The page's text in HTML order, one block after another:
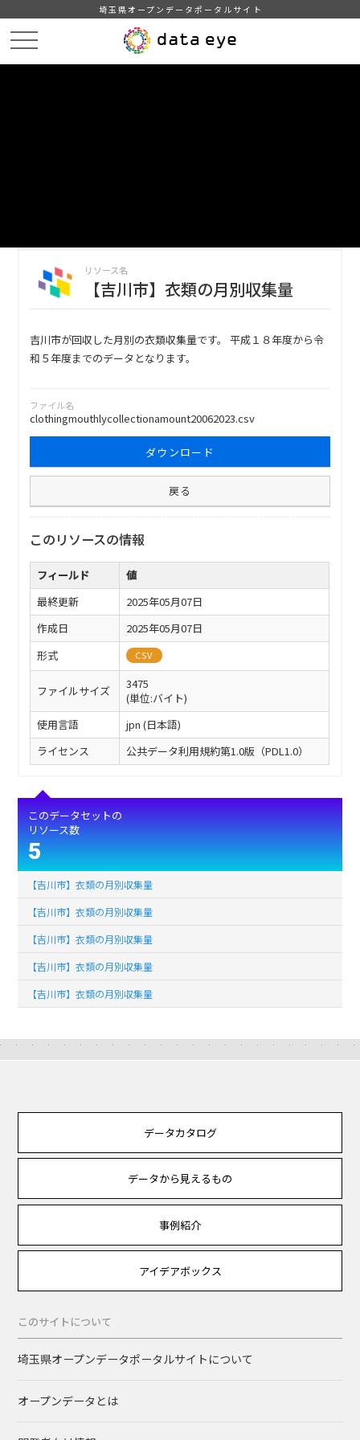
埼玉県オープンデータポータルサイト
リソース名
【吉川市】衣類の月別収集量
吉川市が回収した月別の衣類収集量です。 平成１８年度から令
和５年度までのデータとなります。
ファイル名
clothingmouthlycollectionamount20062023.csv
ダウンロード
戻る
このリソースの情報
フィールド
値
最終更新
2025年05月07日
作成日
2025年05月07日
形式
CSV
ファイルサイズ
3475
(単位:バイト)
使用言語
jpn (日本語)
ライセンス
公共データ利用規約第1.0版（PDL1.0）
このデータセットの
リソース数
5
【吉川市】衣類の月別収集量
【吉川市】衣類の月別収集量
【吉川市】衣類の月別収集量
【吉川市】衣類の月別収集量
【吉川市】衣類の月別収集量
データカタログ
データから見えるもの
事例紹介
アイデアボックス
このサイトについて
埼玉県オープンデータポータルサイトについて
オープンデータとは